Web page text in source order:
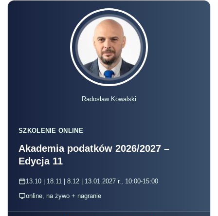
Radosław Kowalski
SZKOLENIE ONLINE
Akademia podatków 2026/2027 –
Edycja 11
13.10 | 18.11 | 8.12 | 13.01.2027 r., 10:00-15:00
online, na żywo + nagranie